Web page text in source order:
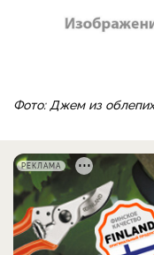
Фото: Джем из
РЕКЛАМА